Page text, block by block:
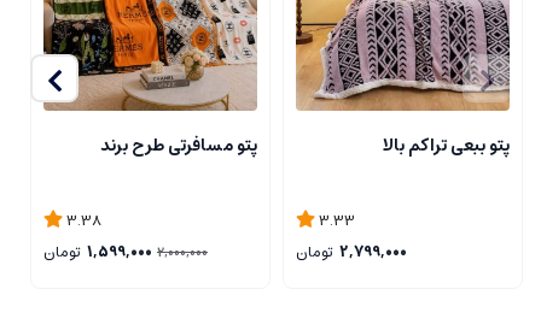
پتو ببعی تراکم بالا
3.33
2,799,000 تومان
پتو مسافرتی طرح برند
3.38
2,000,000
1,599,000 تومان